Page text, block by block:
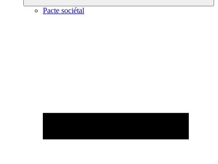
Pacte sociétal